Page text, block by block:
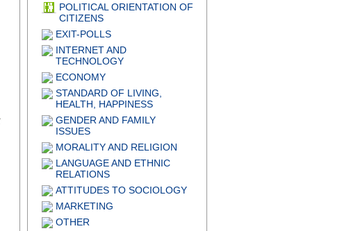
POLITICAL ORIENTATION OF
CITIZENS
EXIT-POLLS
INTERNET AND
TECHNOLOGY
ECONOMY
STANDARD OF LIVING,
HEALTH, HAPPINESS
GENDER AND FAMILY
ISSUES
MORALITY AND RELIGION
LANGUAGE AND ETHNIC
RELATIONS
ATTITUDES TO SOCIOLOGY
MARKETING
OTHER